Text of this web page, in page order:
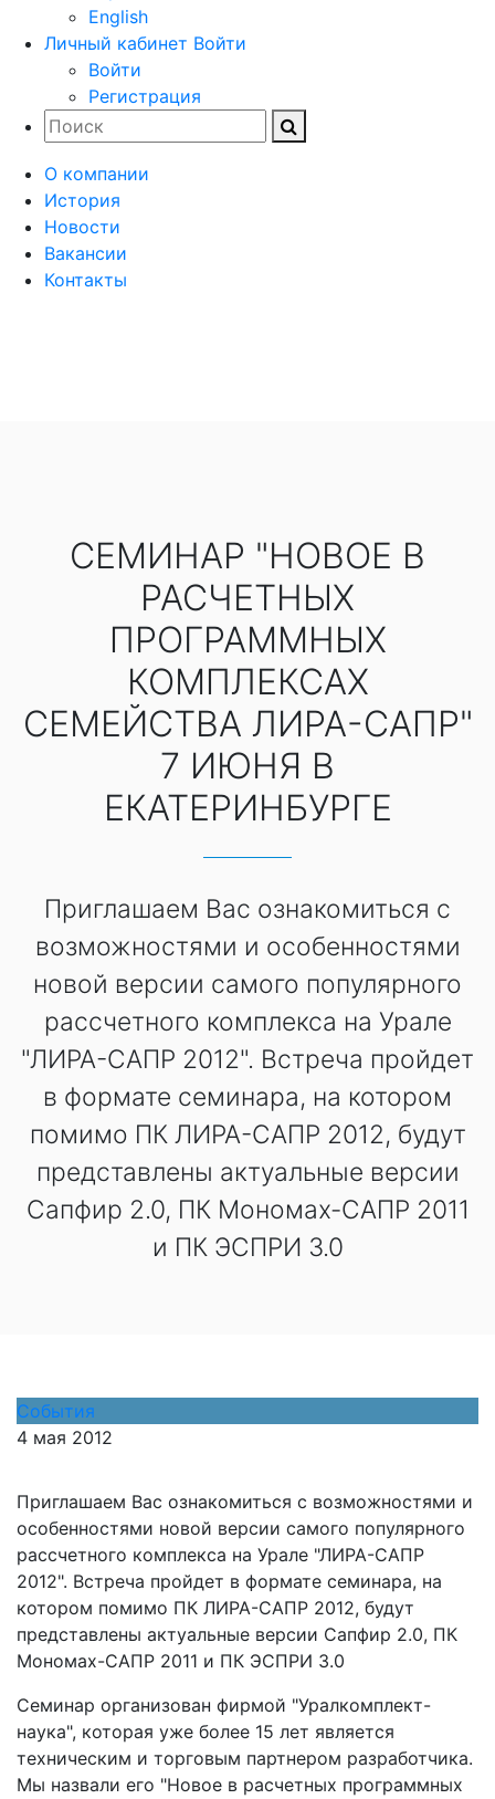
English
Личный кабинет Войти
Войти
Регистрация
О компании
История
Новости
Вакансии
Контакты
СЕМИНАР "НОВОЕ В
РАСЧЕТНЫХ
ПРОГРАММНЫХ
КОМПЛЕКСАХ
СЕМЕЙСТВА ЛИРА-САПР"
7 ИЮНЯ В
ЕКАТЕРИНБУРГЕ
Приглашаем Вас ознакомиться с
возможностями и особенностями
новой версии самого популярного
рассчетного комплекса на Урале
"ЛИРА-САПР 2012". Встреча пройдет
в формате семинара, на котором
помимо ПК ЛИРА-САПР 2012, будут
представлены актуальные версии
Сапфир 2.0, ПК Мономах-САПР 2011
и ПК ЭСПРИ 3.0
События
4 мая 2012
Приглашаем Вас ознакомиться с возможностями и
особенностями новой версии самого популярного
рассчетного комплекса на Урале "ЛИРА-САПР
2012". Встреча пройдет в формате семинара, на
котором помимо ПК ЛИРА-САПР 2012, будут
представлены актуальные версии Сапфир 2.0, ПК
Мономах-САПР 2011 и ПК ЭСПРИ 3.0
Семинар организован фирмой "Уралкомплект-
наука", которая уже более 15 лет является
техническим и торговым партнером разработчика.
Мы назвали его "Новое в расчетных программных